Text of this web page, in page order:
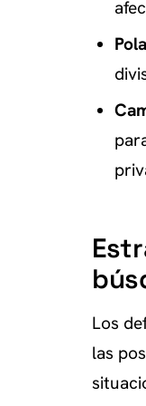
Los
las